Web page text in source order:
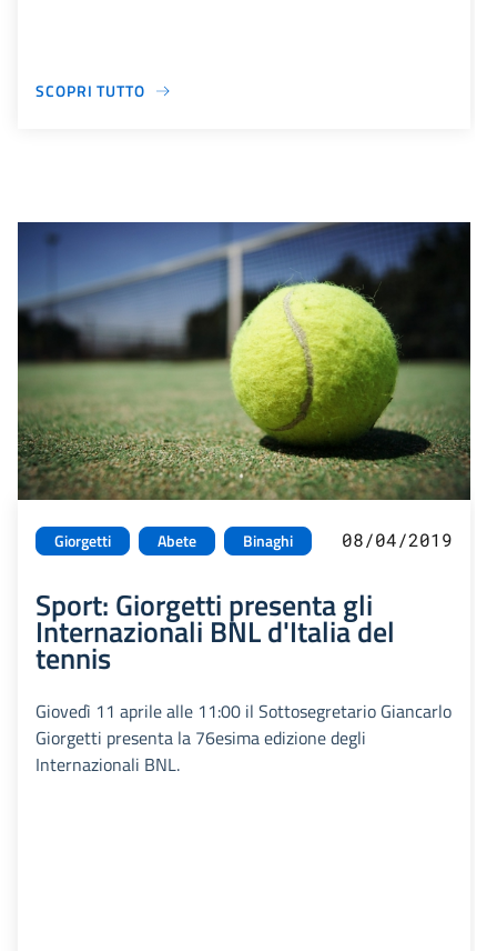
SCOPRI TUTTO
Giorgetti Abete Binaghi 08/04/2019
Sport: Giorgetti presenta gli
Internazionali BNL d'Italia del
tennis
Giovedì 11 aprile alle 11:00 il Sottosegretario Giancarlo
Giorgetti presenta la 76esima edizione degli
Internazionali BNL.